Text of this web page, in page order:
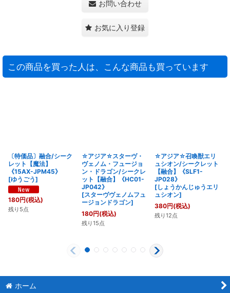
お問い合わせ
お気に入り登録
この商品を買った人は、こんな商品も買っています
〔特価品〕融合/シーク
レット【魔法】
《15AX-JPM45》
[ゆうごう]
180円(税込)
残り5点
☆アジア☆スターヴ・
ヴェノム・フュージョ
ン・ドラゴン/シークレ
ット【融合】《HC01-
JP042》
[スターヴヴェノムフュ
ージョンドラゴン]
180円(税込)
残り15点
☆アジア☆召喚獣エリ
ュシオン/シークレット
【融合】《SLF1-
JP028》
[しょうかんじゅうエリ
ュシオン]
380円(税込)
残り12点
ホーム